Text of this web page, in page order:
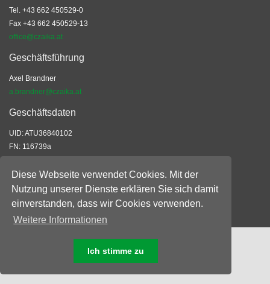
Diese Webseite verwendet Cookies. Mit der
Nutzung unserer Dienste erklären Sie sich damit
einverstanden, dass wir Cookies verwenden.
Weitere Informationen
Ich stimme zu
Tel. +43 662 450529-0
Fax +43 662 450529-13
office@czaika.at
Geschäftsführung
Axel Brandner
a.brandner@czaika.at
Geschäftsdaten
UID: ATU36840102
FN: 116739a
ARA: 8740
Allgemeine Geschäftsbedingungen